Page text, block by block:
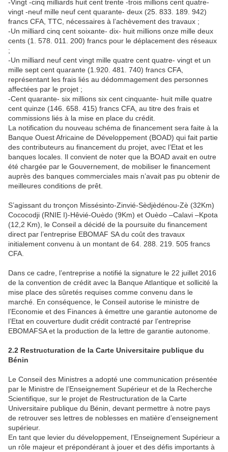
-Vingt -cinq milliards huit cent trente -trois millions cent quatre-
vingt -neuf mille neuf cent quarante- deux (25. 833. 189. 942)
francs CFA, TTC, nécessaires à l’achèvement des travaux ;
-Un milliard cinq cent soixante- dix- huit millions onze mille deux
cents (1. 578. 011. 200) francs pour le déplacement des réseaux
;
-Un milliard neuf cent vingt mille quatre cent quatre- vingt et un
mille sept cent quarante (1.920. 481. 740) francs CFA,
représentant les frais liés au dédommagement des personnes
affectées par le projet ;
-Cent quarante- six millions six cent cinquante- huit mille quatre
cent quinze (146. 658. 415) francs CFA, au titre des frais et
commissions liés à la mise en place du crédit.
La notification du nouveau schéma de financement sera faite à la
Banque Ouest Africaine de Développement (BOAD) qui fait partie
des contributeurs au financement du projet, avec l’Etat et les
banques locales. Il convient de noter que la BOAD avait en outre
été chargée par le Gouvernement, de mobiliser le financement
auprès des banques commerciales mais n’avait pas pu obtenir de
meilleures conditions de prêt.
S’agissant du tronçon Missésinto-Zinvié-Sèdjèdénou-Zè (32Km)
Cococodji (RNIE I)-Hêvié-Ouèdo (9Km) et Ouèdo –Calavi –Kpota
(12,2 Km), le Conseil a décidé de la poursuite du financement
direct par l’entreprise EBOMAF SA du coût des travaux
initialement convenu à un montant de 64. 288. 219. 505 francs
CFA.
Dans ce cadre, l’entreprise a notifié la signature le 22 juillet 2016
de la convention de crédit avec la Banque Atlantique et sollicité la
mise place des sûretés requises comme convenu dans le
marché. En conséquence, le Conseil autorise le ministre de
l’Economie et des Finances à émettre une garantie autonome de
l’Etat en couverture dudit crédit contracté par l’entreprise
EBOMAFSA et la production de la lettre de garantie autonome.
2.2 Restructuration de la Carte Universitaire publique du
Bénin
Le Conseil des Ministres a adopté une communication présentée
par le Ministre de l’Enseignement Supérieur et de la Recherche
Scientifique, sur le projet de Restructuration de la Carte
Universitaire publique du Bénin, devant permettre à notre pays
de retrouver ses lettres de noblesses en matière d’enseignement
supérieur.
En tant que levier du développement, l’Enseignement Supérieur a
un rôle majeur et prépondérant à jouer et des défis importants à